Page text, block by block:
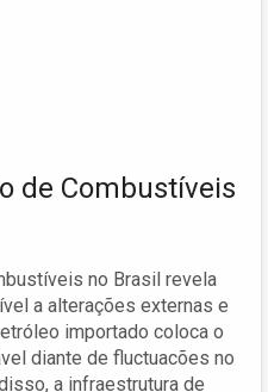
de Combustíveis
no Brasil revela
a alterações externas e
importado coloca o
diante de fluctuacões no
a infraestrutura de